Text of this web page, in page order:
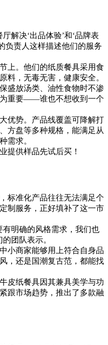
解决‘出品体验’和‘品牌表
负责人这样描述他们的服务
上。他们的纸质餐具采用食
料，无毒无害，健康安全。
盛放汤类、油性食物时不渗
重要——谁也不想收到一个
优势。产品线覆盖可降解打
方盘等多种规格，能满足从
需求。
标准化产品往往无法满足个
制服务，正好填补了这一市
明确的风格需求，我们也
团队表示。
小商家能够用上符合自身品
，还是国潮复古范，都能找
皮纸餐具因其兼具美学与功
紧跟市场趋势，推出了多款融